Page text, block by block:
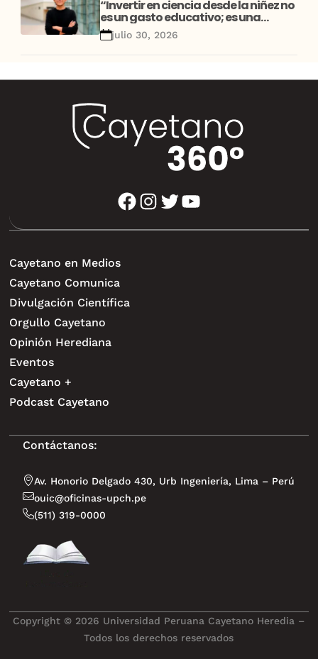
“Invertir en ciencia desde la niñez no
es un gasto educativo; es una
decisión de desarrollo”
julio 30, 2026
facebook instagram twitter youtube
Cayetano en Medios
Cayetano Comunica
Divulgación Científica
Orgullo Cayetano
Opinión Herediana
Eventos
Cayetano +
Podcast Cayetano
Contáctanos:
Av. Honorio Delgado 430, Urb Ingeniería, Lima – Perú
ouic@oficinas-upch.pe
(511) 319-0000
Copyright © 2026 Universidad Peruana Cayetano Heredia –
Todos los derechos reservados